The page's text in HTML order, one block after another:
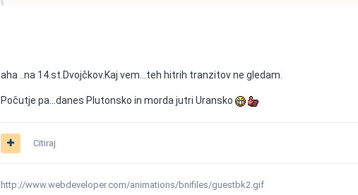
aha ..na 14.st.Dvojčkov.Kaj vem...teh hitrih tranzitov ne gledam.
Počutje pa...danes Plutonsko in morda jutri Uransko
Citiraj
http://www.webdeveloper.com/animations/bnifiles/guestbk2.gif